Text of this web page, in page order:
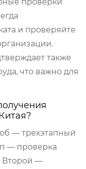
и проверяйте
также
что важно для
— трехэтапный
— проверка
Второй —